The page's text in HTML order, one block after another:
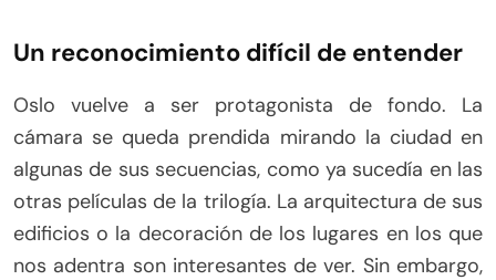
Un reconocimiento difícil de entender
Oslo vuelve a ser protagonista de fondo. La
cámara se queda prendida mirando la ciudad en
algunas de sus secuencias, como ya sucedía en las
otras películas de la trilogía. La arquitectura de sus
edificios o la decoración de los lugares en los que
nos adentra son interesantes de ver. Sin embargo,